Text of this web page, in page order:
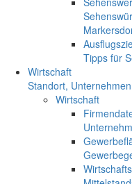
Tipps für
Wirtschaft
Standort,
Wirtschaft